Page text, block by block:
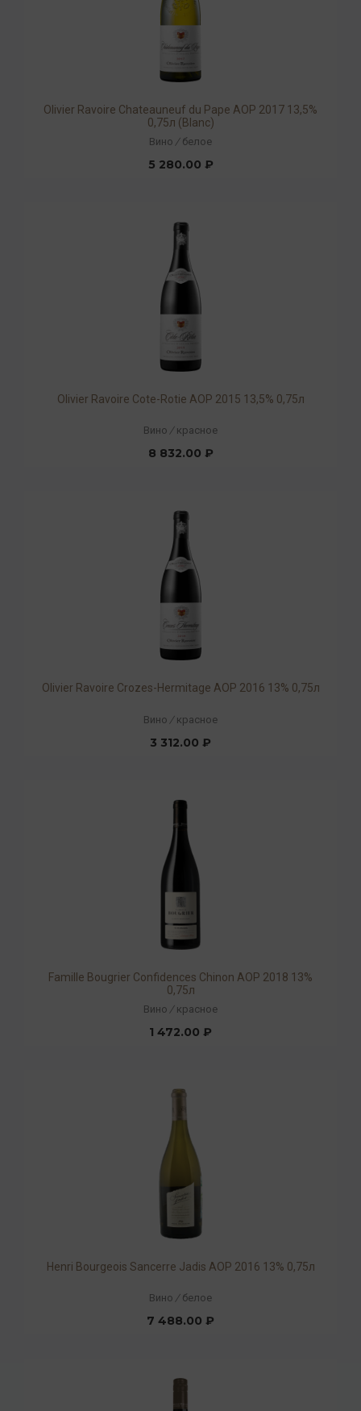
Olivier Ravoire Chateauneuf du Pape AOP 2017 13,5%
0,75л (Blanc)
Вино / белое
5 280.00 ₽
Olivier Ravoire Cote-Rotie AOP 2015 13,5% 0,75л
Вино / красное
8 832.00 ₽
Olivier Ravoire Crozes-Hermitage AOP 2016 13% 0,75л
Вино / красное
3 312.00 ₽
Famille Bougrier Confidences Chinon AOP 2018 13%
0,75л
Вино / красное
1 472.00 ₽
Henri Bourgeois Sancerre Jadis AOP 2016 13% 0,75л
Вино / белое
7 488.00 ₽